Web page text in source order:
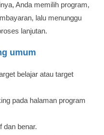
Anda memilih program,
lalu menunggu
lanjutan.
umum
belajar atau target
pada halaman program
dan benar.